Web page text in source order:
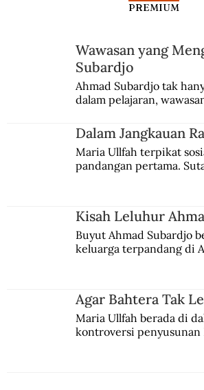
PREMIUM
Wawasan yang
Subardjo
Ahmad Subardjo tak
dalam pelajaran,
Jules Verne, Multatuli,
Dalam Jangkauan
Maria Ullfah terpikat
pandangan pertama.
Kisah Leluhur
Buyut Ahmad Subardjo
keluarga terpandang di
Agar Bahtera Tak
Maria Ullfah berada di
kontroversi penyusunan